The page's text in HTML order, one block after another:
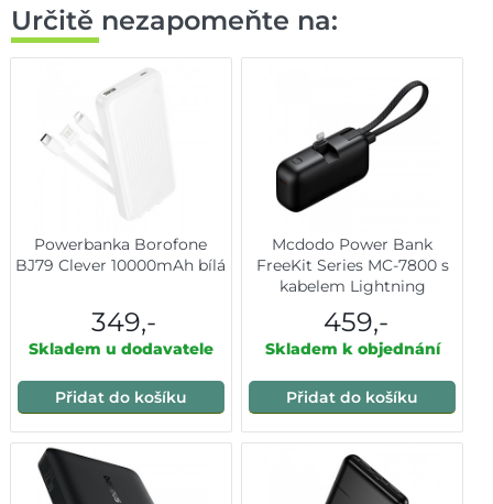
Určitě nezapomeňte na:
Powerbanka Borofone
BJ79 Clever 10000mAh bílá
349,-
Skladem u dodavatele
Přidat do košíku
Mcdodo Power Bank
FreeKit Series MC-7800 s
kabelem Lightning
459,-
Skladem k objednání
Přidat do košíku